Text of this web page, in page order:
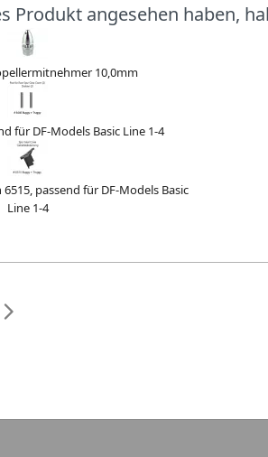
Produkt angesehen haben,
10,0mm
für DF-Models Basic Line 1-4
passend für DF-Models Basic
Line 1-4